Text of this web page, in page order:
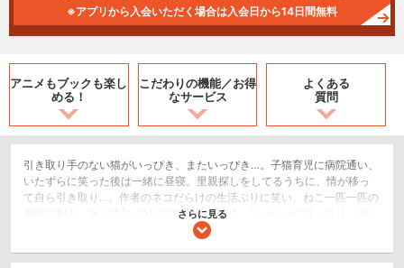
※アプリから入会いただく場合は入会日から14日間無料
アニメもブックも楽し
める！
こだわりの機能／お得
なサービス
よくある
質問
引き取り手のない猫がいっぴき、またいっぴき…。子猫育児に病院通い、
いたずらに笑った後は一緒に昼寝。里親探しをしてるうちに、情が移っ
て自ら引き取り…。作者のネコだらけの生活ぶりに笑い、ねこ一匹一匹の
個性に和み、そして｢いのちの大切さ｣を知る。“ハピハピ”ほっこり、そし
て、“ぎうぎう”な日々を、笑いと涙でつづります!
ショート
さらに見る